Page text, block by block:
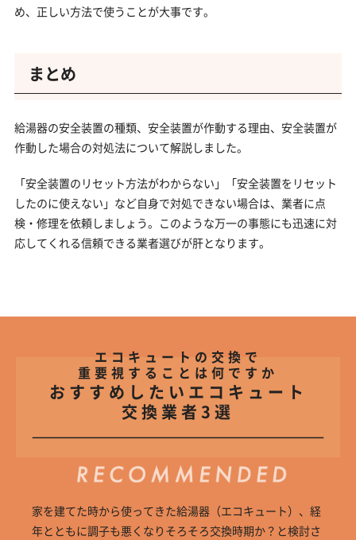
め、正しい方法で使うことが大事です。
まとめ
給湯器の安全装置の種類、安全装置が作動する理由、安全装置が
作動した場合の対処法について解説しました。
「安全装置のリセット方法がわからない」「安全装置をリセット
したのに使えない」など自身で対処できない場合は、業者に点
検・修理を依頼しましょう。このような万一の事態にも迅速に対
応してくれる信頼できる業者選びが肝となります。
エコキュートの交換で
重要視することは何ですか
おすすめしたいエコキュート
交換業者3選
家を建てた時から使ってきた給湯器（エコキュート）、経
年とともに調子も悪くなりそろそろ交換時期か？と検討さ